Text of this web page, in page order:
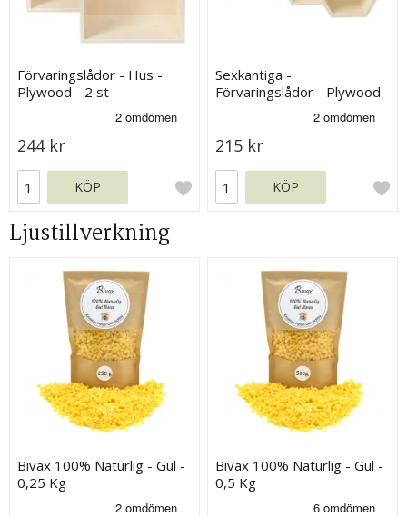
Förvaringslådor - Hus -
Plywood - 2 st
244 kr
KÖP
Sexkantiga -
Förvaringslådor - Plywood
- H: 14,8+19+24,2 cm
215 kr
KÖP
Ljustillverkning
Bivax 100% Naturlig - Gul -
0,25 Kg
Bivax 100% Naturlig - Gul -
0,5 Kg